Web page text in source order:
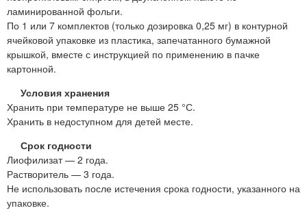
ламинированной фольги.
По 1 или 7 комплектов (только дозировка 0,25 мг) в контурной
ячейковой упаковке из пластика, запечатанного бумажной
крышкой, вместе с инструкцией по применению в пачке
картонной.
Условия хранения
Хранить при температуре не выше 25 °С.
Хранить в недоступном для детей месте.
Срок годности
Лиофилизат — 2 года.
Растворитель — 3 года.
Не использовать после истечения срока годности, указанного на
упаковке.